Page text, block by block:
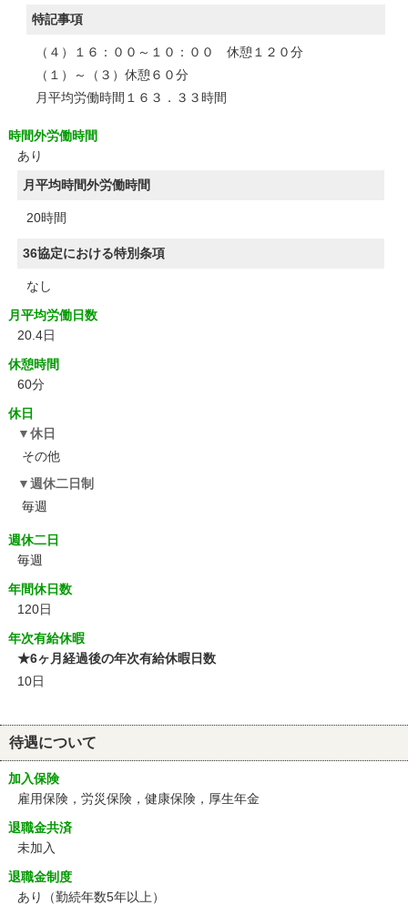
特記事項
（４）１６：００～１０：００ 休憩１２０分
（１）～（３）休憩６０分
月平均労働時間１６３．３３時間
時間外労働時間
あり
月平均時間外労働時間
20時間
36協定における特別条項
なし
月平均労働日数
20.4日
休憩時間
60分
休日
休日
その他
週休二日制
毎週
週休二日
毎週
年間休日数
120日
年次有給休暇
★6ヶ月経過後の年次有給休暇日数
10日
待遇について
加入保険
雇用保険，労災保険，健康保険，厚生年金
退職金共済
未加入
退職金制度
あり（勤続年数5年以上）